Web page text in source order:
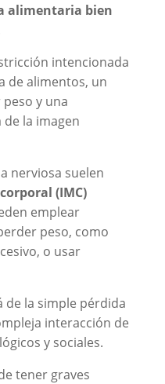
alimentaria bien
intencionada
de alimentos, un
y una
la imagen
nerviosa suelen
(IMC)
emplear
peso, como
o usar
de la simple pérdida
interacción de
y sociales.
tener graves